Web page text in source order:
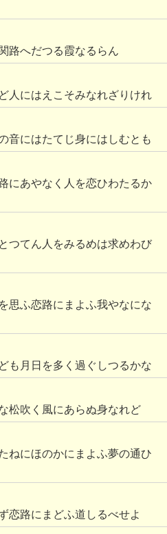
路へだつる霞なるらん
人にはえこそみなれざりけれ
音にはたてじ身にはしむとも
にあやなく人を恋ひわたるか
つてん人をみるめは求めわび
思ふ恋路にまよふ我やなにな
も月日を多く過ぐしつるかな
松吹く風にあらぬ身なれど
ねにほのかにまよふ夢の通ひ
恋路にまどふ道しるべせよ